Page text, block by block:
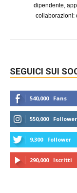
dipendente,
collaborazioni:
SEGUICI SUI
540,000 Fans
550,000 Follower
9,300 Follower
290,000 Iscritti